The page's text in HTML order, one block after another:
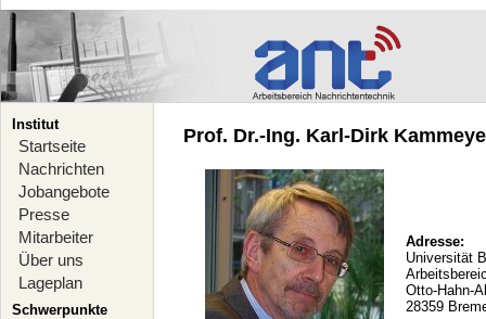
Institut
Startseite
Nachrichten
Jobangebote
Presse
Mitarbeiter
Über uns
Lageplan
Schwerpunkte
Prof. Dr.-Ing. Karl-Dirk
Adresse:
Universität
Otto-Hahn-
28359